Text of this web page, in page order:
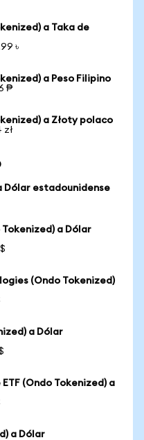
a Taka de
৳
a Peso Filipino
₱
a Złoty polaco
zł
Dólar estadounidense
a Dólar
(Ondo Tokenized)
a Dólar
(Ondo Tokenized) a
a Dólar